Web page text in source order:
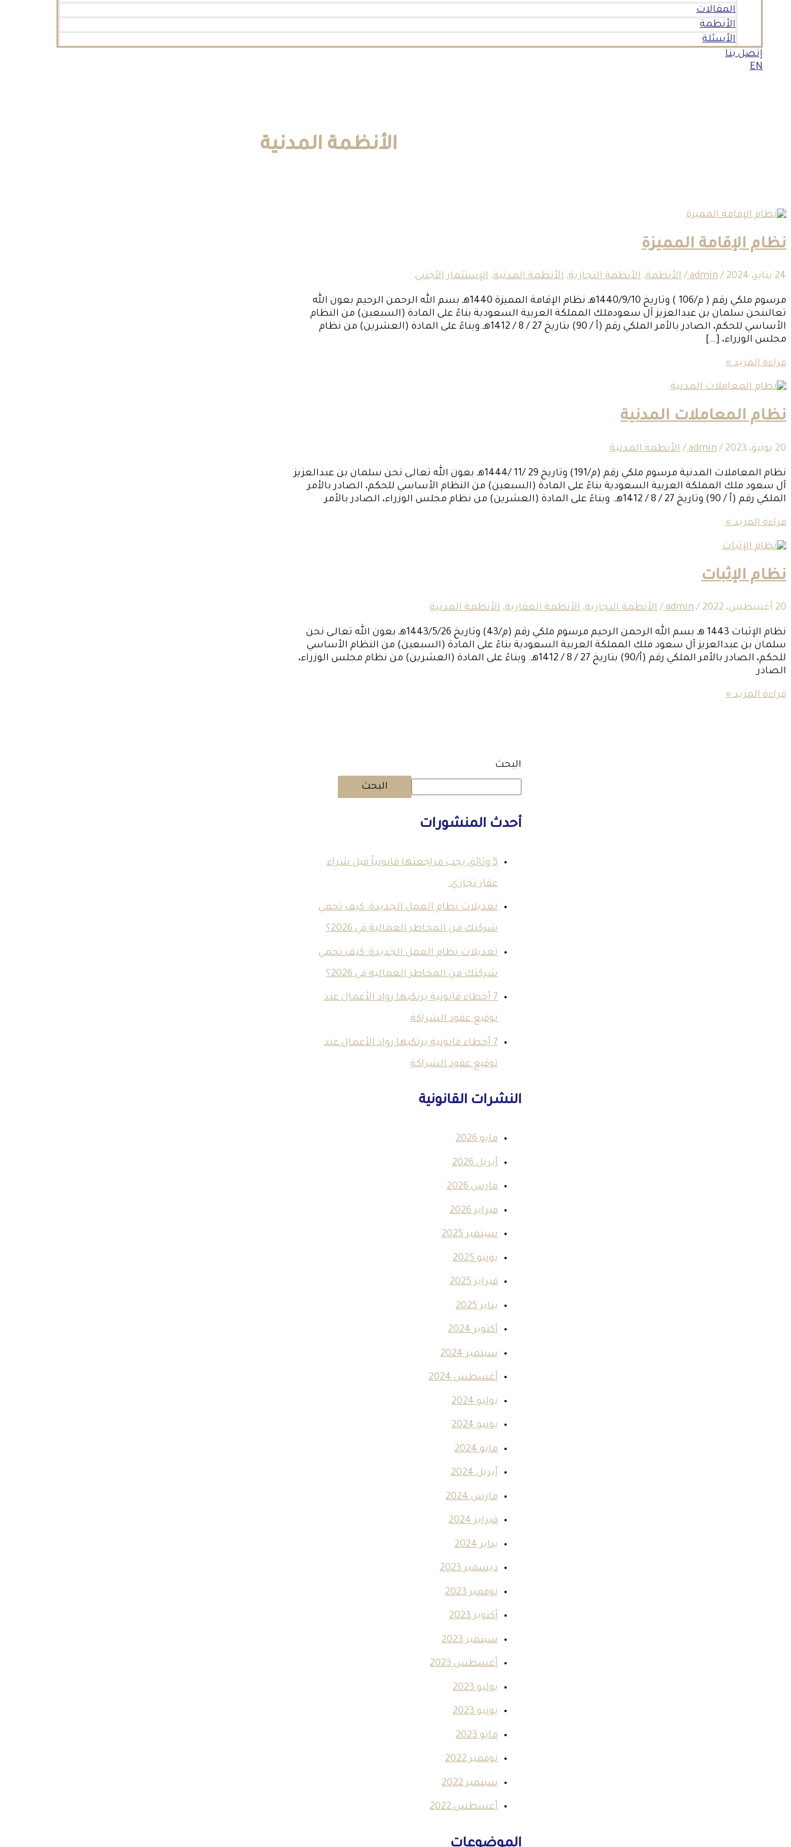
المقالات
الأنظمة
الأسئلة
إتصل بنا
EN
الأنظمة المدنية
نظام الإقامة المميزة
24 يناير، 2024 /
admin
/الأنظمة, الأنظمة التجارية, الأنظمة المدنية, الإستثمار الأجنبي
مرسوم ملكي رقم ( م/106 ) وتاريخ 1440/9/10هـ نظام الإقامة المميزة 1440هـ بسم الله الرحمن الرحيم بعون الله
تعالىنحن سلمان بن عبدالعزيز آل سعودملك المملكة العربية السعودية بناءً على المادة (السبعين) من النظام
الأساسي للحكم، الصادر بالأمر الملكي رقم (أ / 90) بتاريخ 27 / 8 / 1412هـ.وبناءً على المادة (العشرين) من نظام
مجلس الوزراء، […]
قراءة المزيد »
نظام المعاملات المدنية
20 يونيو، 2023 /
admin
/الأنظمة المدنية
نظام المعاملات المدنية مرسوم ملكي رقم (م/191) وتاريخ 29 /11 /1444هـ بعون الله تعالـى نحن سلمان بن عبدالعزيز
آل سعود ملك المملكة العربية السعودية بناءً على المادة (السبعين) من النظام الأساسي للحكم، الصادر بالأمر
الملكي رقم (أ / 90) وتاريخ 27 / 8 / 1412هـ. وبناءً على المادة (العشرين) من نظام مجلس الوزراء، الصادر بالأمر
قراءة المزيد »
نظام الإثبات
20 أغسطس، 2022 /
admin
/الأنظمة التجارية, الأنظمة العقارية, الأنظمة المدنية
نظام الإثبات 1443 هـ بسم الله الرحمن الرحيم مرسوم ملكي رقم (م/43) وتاريخ 1443/5/26هـ بعون الله تعالـى نحن
سلمان بن عبدالعزيز آل سعود ملك المملكة العربية السعودية بناءً على المادة (السبعين) من النظام الأساسي
للحكم، الصادر بالأمر الملكي رقم (أ/90) بتاريخ 27 / 8 / 1412هـ. وبناءً على المادة (العشرين) من نظام مجلس الوزراء،
الصادر
قراءة المزيد »
البحث
البحث
أحدث المنشورات
5 وثائق يجب مراجعتها قانونياً قبل شراء
عقار تجاري.
تعديلات نظام العمل الجديدة: كيف تحمي
شركتك من المخاطر العمالية في 2026؟
تعديلات نظام العمل الجديدة: كيف تحمي
شركتك من المخاطر العمالية في 2026؟
7 أخطاء قانونية يرتكبها رواد الأعمال عند
توقيع عقود الشراكة
7 أخطاء قانونية يرتكبها رواد الأعمال عند
توقيع عقود الشراكة
النشرات القانونية
مايو 2026
أبريل 2026
مارس 2026
فبراير 2026
سبتمبر 2025
يونيو 2025
فبراير 2025
يناير 2025
أكتوبر 2024
سبتمبر 2024
أغسطس 2024
يوليو 2024
يونيو 2024
مايو 2024
أبريل 2024
مارس 2024
فبراير 2024
يناير 2024
ديسمبر 2023
نوفمبر 2023
أكتوبر 2023
سبتمبر 2023
أغسطس 2023
يوليو 2023
يونيو 2023
مايو 2023
نوفمبر 2022
سبتمبر 2022
أغسطس 2022